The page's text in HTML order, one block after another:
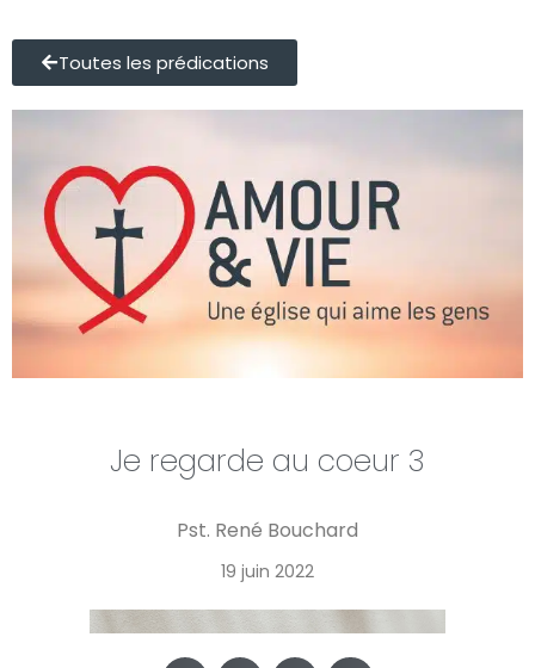
Toutes les prédications
Je regarde au coeur 3
Pst. René Bouchard
19 juin 2022